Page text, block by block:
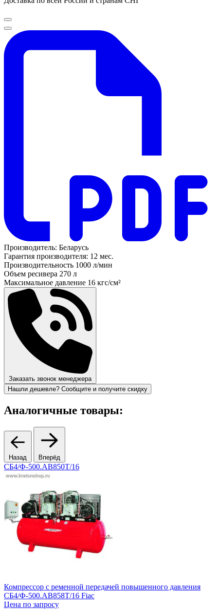
Производитель: Беларусь
Гарантия производителя: 12 мес.
Производительность 1000 л/мин
Объем ресивера 270 л
Максимальное давление 16 кгс/см²
Заказать звонок менеджера
Нашли дешевле? Сообщите и получите скидку
Аналогичные товары:
Назад Вперёд
СБ4/Ф-500.АВ850Т/16
Компрессор с ременной передачей повышенного давления
СБ4/Ф-500.АВ858Т/16 Fiac
Цена по запросу